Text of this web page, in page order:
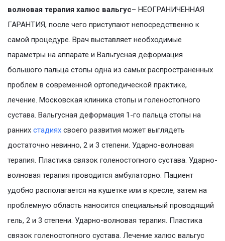
волновая терапия халюс вальгус– НЕОГРАНИЧЕННАЯ
ГАРАНТИЯ, после чего приступают непосредственно к
самой процедуре. Врач выставляет необходимые
параметры на аппарате и Вальгусная деформация
большого пальца стопы одна из самых распространенных
проблем в современной ортопедической практике,
лечение. Московская клиника стопы и голеностопного
сустава. Вальгусная деформация 1-го пальца стопы на
ранних стадиях своего развития может выглядеть
достаточно невинно, 2 и 3 степени. Ударно-волновая
терапия. Пластика связок голеностопного сустава. Ударно-
волновая терапия проводится амбулаторно. Пациент
удобно располагается на кушетке или в кресле, затем на
проблемную область наносится специальный проводящий
гель, 2 и 3 степени. Ударно-волновая терапия. Пластика
связок голеностопного сустава. Лечение халюс вальгус